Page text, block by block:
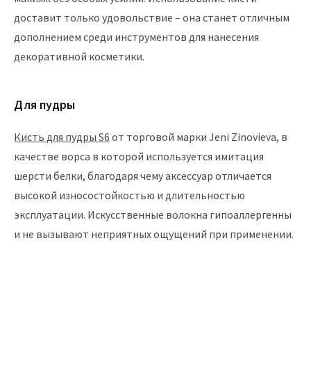
доставит только удовольствие – она станет отличным
дополнением среди инструментов для нанесения
декоративной косметики.
Для пудры
Кисть для пудры S6 от торговой марки Jeni Zinovieva, в
качестве ворса в которой используется имитация
шерсти белки, благодаря чему аксессуар отличается
высокой износостойкостью и длительностью
эксплуатации. Искусственные волокна гипоаллергенны
и не вызывают неприятных ощущений при применении.